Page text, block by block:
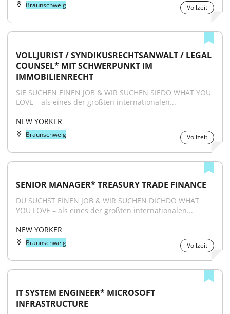
Braunschweig Vollzeit
VOLLJURIST / SYNDIKUSRECHTSANWALT / LEGAL
COUNSEL* MIT SCHWERPUNKT IM
IMMOBILIENRECHT
SIE SUCHEN EINEN JOB & WIR SUCHEN SIEDO WHAT YOU
LOVE – als eines der größten internationalen...
NEW YORKER
Braunschweig Vollzeit
SENIOR MANAGER* TREASURY TRADE FINANCE
DU SUCHST EINEN JOB & WIR SUCHEN DICHDO WHAT
YOU LOVE – als eines der größten internationalen...
NEW YORKER
Braunschweig Vollzeit
IT SYSTEM ENGINEER* MICROSOFT
INFRASTRUCTURE